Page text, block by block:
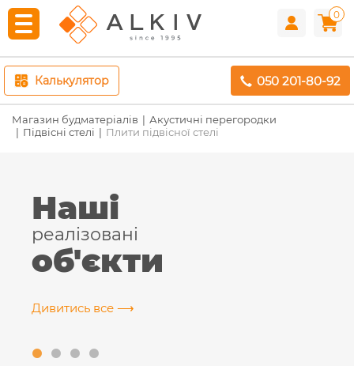
0
Калькулятор 050 201-80-92
Магазин будматеріалів
Акустичні перегородки
Підвісні стелі
Плити підвісної стелі
Наші
реалізовані
об'єкти
Дивитись все ⟶